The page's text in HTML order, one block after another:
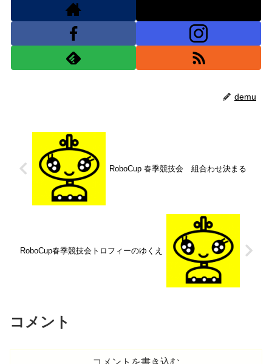
demu
RoboCup 春季競技会 組合わせ決まる
RoboCup春季競技会トロフィーのゆくえ
コメント